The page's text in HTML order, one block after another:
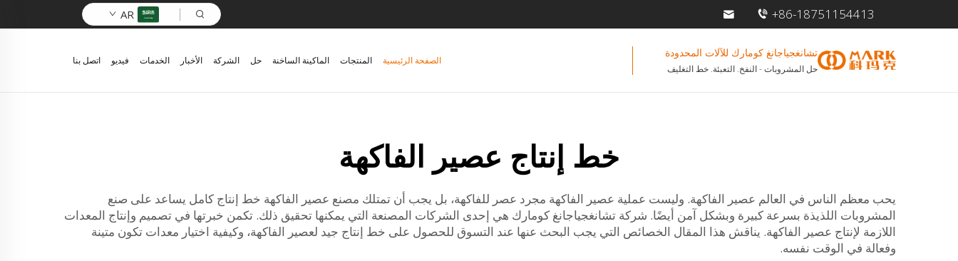
+86-18751154413
AR
تشانغجياجانغ كومارك للآلات المحدودة
حل المشروبات - النفخ. التعبئة. خط التغليف
الصفحة الرئيسية المنتجات الماكينة الساخنة حل الشركة الأخبار الخدمات فيديو اتصل بنا
خط إنتاج عصير الفاكهة
يحب معظم الناس في العالم عصير الفاكهة. وليست عملية عصير الفاكهة مجرد عصر للفاكهة، بل يجب أن تمتلك مصنع عصير الفاكهة خط إنتاج كامل يساعد على صنع
المشروبات اللذيذة بسرعة كبيرة وبشكل آمن أيضًا. شركة تشانغجياجانغ كومارك هي إحدى الشركات المصنعة التي يمكنها تحقيق ذلك. تكمن خبرتها في تصميم وإنتاج المعدات
اللازمة لإنتاج عصير الفاكهة. يناقش هذا المقال الخصائص التي يجب البحث عنها عند التسوق للحصول على خط إنتاج جيد لعصير الفاكهة، وكيفية اختيار معدات تكون متينة
وفعالة في الوقت نفسه.